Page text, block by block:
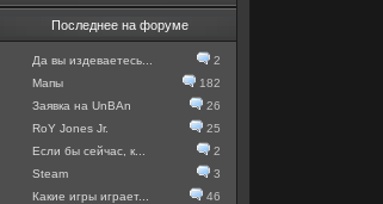
Последнее на форуме
Да вы издеваетесь...
2
Мапы
182
Заявка на UnBAn
26
RoY Jones Jr.
25
Если бы сейчас, к...
2
Steam
3
Какие игры играет...
46